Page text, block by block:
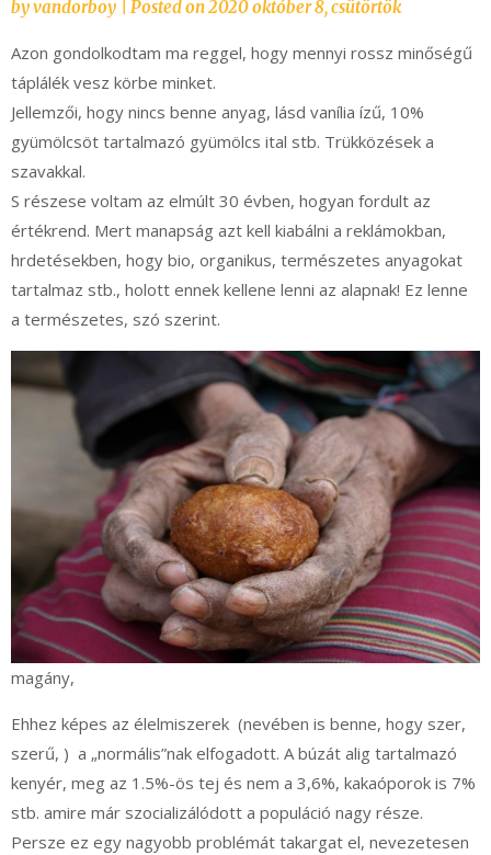
byvandorboy Posted on2020 október 8, csütörtök
Azon gondolkodtam ma reggel, hogy mennyi rossz minőségű
táplálék vesz körbe minket.
Jellemzői, hogy nincs benne anyag, lásd vanília ízű, 10%
gyümölcsöt tartalmazó gyümölcs ital stb. Trükközések a
szavakkal.
S részese voltam az elmúlt 30 évben, hogyan fordult az
értékrend. Mert manapság azt kell kiabálni a reklámokban,
hrdetésekben, hogy bio, organikus, természetes anyagokat
tartalmaz stb., holott ennek kellene lenni az alapnak! Ez lenne
a természetes, szó szerint.
magány,
Ehhez képes az élelmiszerek (nevében is benne, hogy szer,
szerű, ) a „normális”nak elfogadott. A búzát alig tartalmazó
kenyér, meg az 1.5%-ös tej és nem a 3,6%, kakaóporok is 7%
stb. amire már szocializálódott a populáció nagy része.
Persze ez egy nagyobb problémát takargat el, nevezetesen